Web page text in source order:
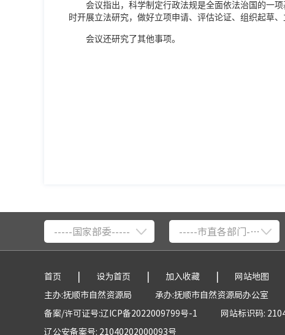
会议指出，科学制定行政法规是全面依法治国的一
时开展立法研究，做好立项申请、评估论证、组织起草
会议还研究了其他事项。
-----国家部委----- -----市直各部门-----
首页 | 设为首页 | 加入收藏 |
网站地图
主办:抚顺市自然资源局
承办:抚顺市自然资源局办公室
备案/许可证号:辽ICP备2022009799号-1
网站标识码:
辽公安备案号: 21040202000093号